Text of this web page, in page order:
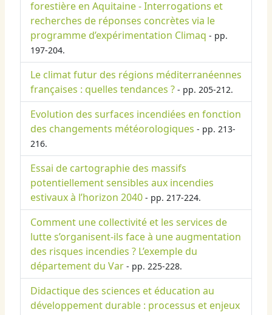
forestière en Aquitaine - Interrogations et
recherches de réponses concrètes via le
programme d’expérimentation Climaq - pp.
197-204.
Le climat futur des régions méditerranéennes
françaises : quelles tendances ? - pp. 205-212.
Evolution des surfaces incendiées en fonction
des changements météorologiques - pp. 213-
216.
Essai de cartographie des massifs
potentiellement sensibles aux incendies
estivaux à l’horizon 2040 - pp. 217-224.
Comment une collectivité et les services de
lutte s’organisent-ils face à une augmentation
des risques incendies ? L’exemple du
département du Var - pp. 225-228.
Didactique des sciences et éducation au
développement durable : processus et enjeux